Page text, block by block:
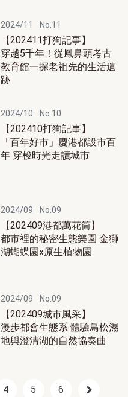
2024/11 No.11
【202411打狗記事】
穿越5千年！從鳳鼻頭考古
教育館一探老祖先的生活遺
跡
2024/10 No.10
【202410打狗記事】
「百年好市」慶港都設市百
年 穿梭時光走讀城市
2024/09 No.09
【202409港都萬花筒】
都市裡的秘密生態樂園 金獅
湖蝴蝶園x原生植物園
2024/09 No.09
【202409城市風采】
漫步都會生態系 體驗鳥松濕
地與澄清湖的自然協奏曲
4 5 6